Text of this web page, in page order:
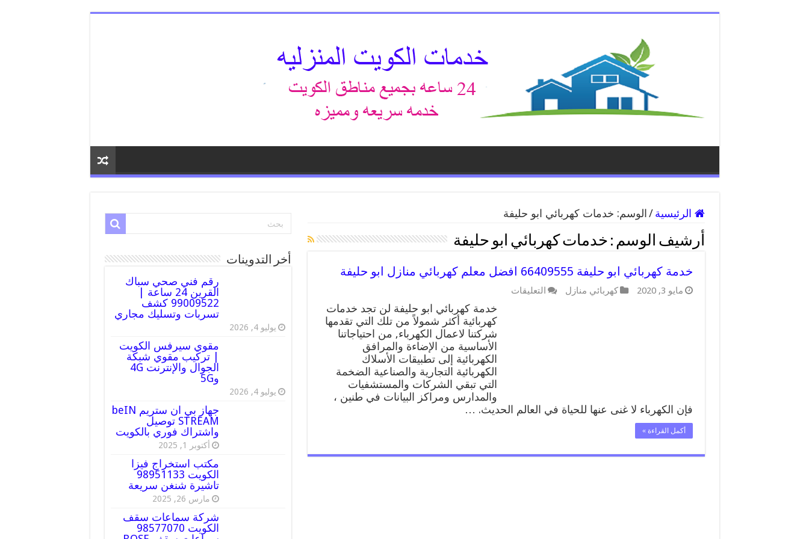
الرئيسية / الوسم: خدمات كهربائي ابو حليفة
أرشيف الوسم : خدمات كهربائي ابو حليفة
خدمة كهربائي ابو حليفة 66409555 افضل معلم كهربائي منازل ابو حليفة
مايو 3, 2020 كهربائي منازل التعليقات
كهربائي
حليفة
66409555
افضل
معلم
كهربائي
منازل
حليفة
خدمة كهربائي ابو حليفة لن تجد خدمات
كهربائية أكثر شمولاً من تلك التي تقدمها
شركتنا لاعمال الكهرباء, من احتياجاتنا
الأساسية من الإضاءة والمرافق
الكهربائية إلى تطبيقات الأسلاك
الكهربائية التجارية والصناعية الضخمة
التي تبقي الشركات والمستشفيات
والمدارس ومراكز البيانات في طنين ،
فإن الكهرباء لا غنى عنها للحياة في العالم الحديث. …
أكمل القراءة »
أخر التدوينات
رقم فني صحي سباك
القرين 24 ساعة |
99009522 كشف
تسربات وتسليك مجاري
يوليو 4, 2026
مقوي سيرفس الكويت
| تركيب مقوي شبكة
الجوال والإنترنت 4G
و5G
يوليو 4, 2026
جهاز بي ان ستريم beIN
STREAM توصيل
واشتراك فوري بالكويت
أكتوبر 1, 2025
مكتب استخراج فيزا
الكويت 98951133
تاشيرة شنغن سريعة
مارس 26, 2025
شركة سماعات سقف
الكويت 98577070